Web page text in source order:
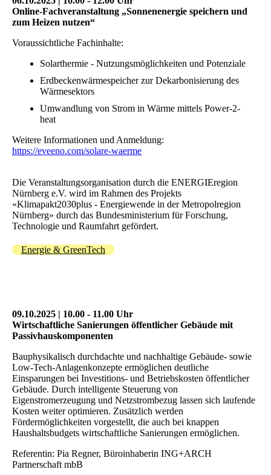
Online-Fachveranstaltung „Sonnenenergie speichern und
zum Heizen nutzen“
Voraussichtliche Fachinhalte:
Solarthermie - Nutzungsmöglichkeiten und Potenziale
Erdbeckenwärmespeicher zur Dekarbonisierung des
Wärmesektors
Umwandlung von Strom in Wärme mittels Power-2-
heat
Weitere Informationen und Anmeldung:
https://eveeno.com/solare-waerme
Die Veranstaltungsorganisation durch die ENERGIEregion
Nürnberg e.V. wird im Rahmen des Projekts
«Klimapakt2030plus - Energiewende in der Metropolregion
Nürnberg» durch das Bundesministerium für Forschung,
Technologie und Raumfahrt gefördert.
Energie & GreenTech
09.10.2025 | 10.00 - 11.00 Uhr
Wirtschaftliche Sanierungen öffentlicher Gebäude mit
Passivhauskomponenten
Bauphysikalisch durchdachte und nachhaltige Gebäude- sowie
Low-Tech-Anlagenkonzepte ermöglichen deutliche
Einsparungen bei Investitions- und Betriebskosten öffentlicher
Gebäude. Durch intelligente Steuerung von
Eigenstromerzeugung und Netzstrombezug lassen sich laufende
Kosten weiter optimieren. Zusätzlich werden
Fördermöglichkeiten vorgestellt, die auch bei knappen
Haushaltsbudgets wirtschaftliche Sanierungen ermöglichen.
Referentin: Pia Regner, Büroinhaberin ING+ARCH
Partnerschaft mbB